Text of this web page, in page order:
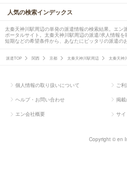
人気の検索インデックス
太秦天神川駅周辺の単発の派遣情報の検索結果。エン
ポータルサイト。太秦天神川駅周辺の派遣/求人情報を
短期などの希望条件から、あなたにピッタリの派遣の
派遣TOP 関西 京都 太秦天神川駅周辺 太秦天神
個人情報の取り扱いについて ご
ヘルプ・お問い合わせ 掲
エン会社概要 サ
Copyright © en